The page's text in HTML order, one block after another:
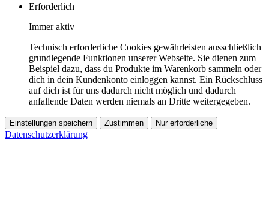
Erforderlich
Immer aktiv
Technisch erforderliche Cookies gewährleisten ausschließlich
grundlegende Funktionen unserer Webseite. Sie dienen zum
Beispiel dazu, dass du Produkte im Warenkorb sammeln oder
dich in dein Kundenkonto einloggen kannst. Ein Rückschluss
auf dich ist für uns dadurch nicht möglich und dadurch
anfallende Daten werden niemals an Dritte weitergegeben.
Einstellungen speichern Zustimmen Nur erforderliche
Datenschutzerklärung